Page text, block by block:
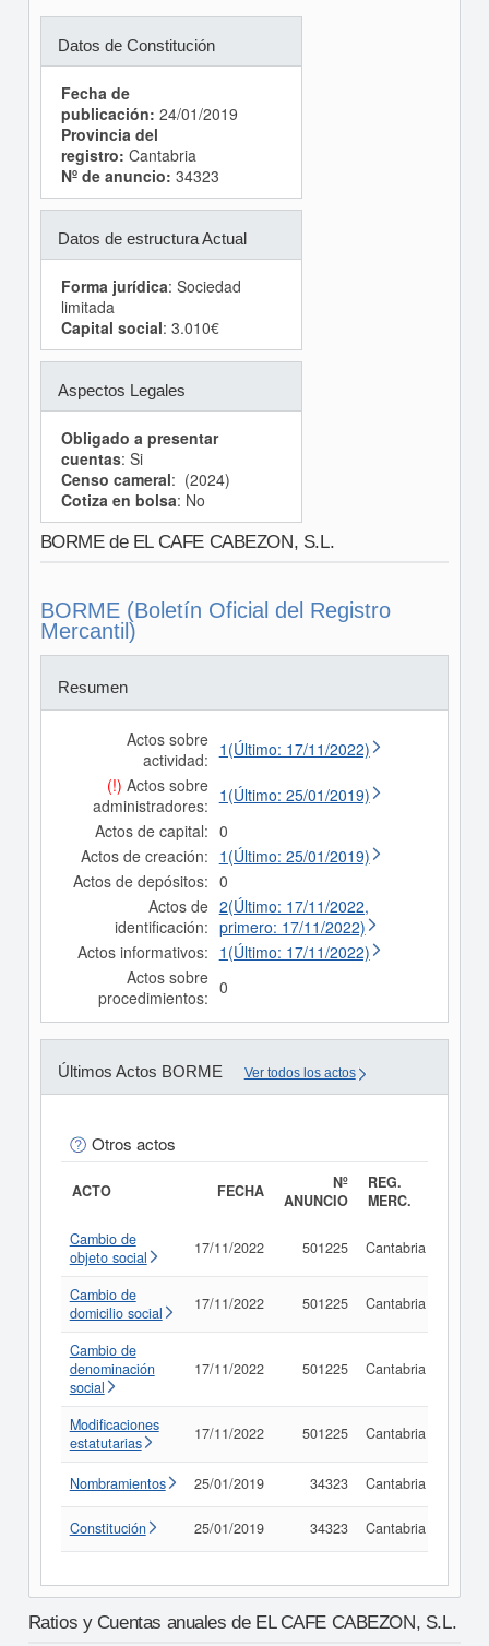
Datos de Constitución
Fecha de
publicación: 24/01/2019
Provincia del
registro: Cantabria
Nº de anuncio: 34323
Datos de estructura Actual
Forma jurídica: Sociedad
limitada
Capital social: 3.010€
Aspectos Legales
Obligado a presentar
cuentas: Si
Censo cameral: (2024)
Cotiza en bolsa: No
BORME de EL CAFE CABEZON, S.L.
BORME (Boletín Oficial del Registro
Mercantil)
Resumen
Actos sobre
actividad: 1(Último: 17/11/2022)
(!) Actos sobre
administradores: 1(Último: 25/01/2019)
Actos de capital: 0
Actos de creación: 1(Último: 25/01/2019)
Actos de depósitos: 0
Actos de
identificación:
2(Último: 17/11/2022,
primero: 17/11/2022)
Actos informativos: 1(Último: 17/11/2022)
Actos sobre
procedimientos: 0
Últimos Actos BORME Ver todos los actos
Otros actos
ACTO FECHA
Nº
ANUNCIO
REG.
MERC.
Cambio de
objeto social
17/11/2022 501225 Cantabria
Cambio de
domicilio social
17/11/2022 501225 Cantabria
Cambio de
denominación
social
17/11/2022 501225 Cantabria
Modificaciones
estatutarias
17/11/2022 501225 Cantabria
Nombramientos 25/01/2019 34323 Cantabria
Constitución 25/01/2019 34323 Cantabria
Ratios y Cuentas anuales de EL CAFE CABEZON, S.L.